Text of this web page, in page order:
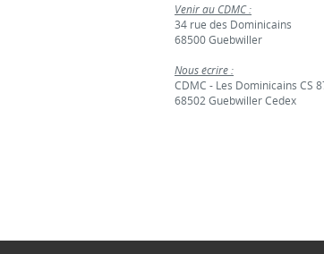
Venir au CDMC :
34 rue des Dominicains
68500 Guebwiller
Nous écrire :
CDMC - Les Dominicains CS
68502 Guebwiller Cedex